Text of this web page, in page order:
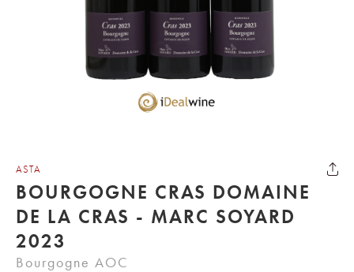
ASTA
BOURGOGNE CRAS DOMAINE
DE LA CRAS - MARC SOYARD
2023
Bourgogne AOC